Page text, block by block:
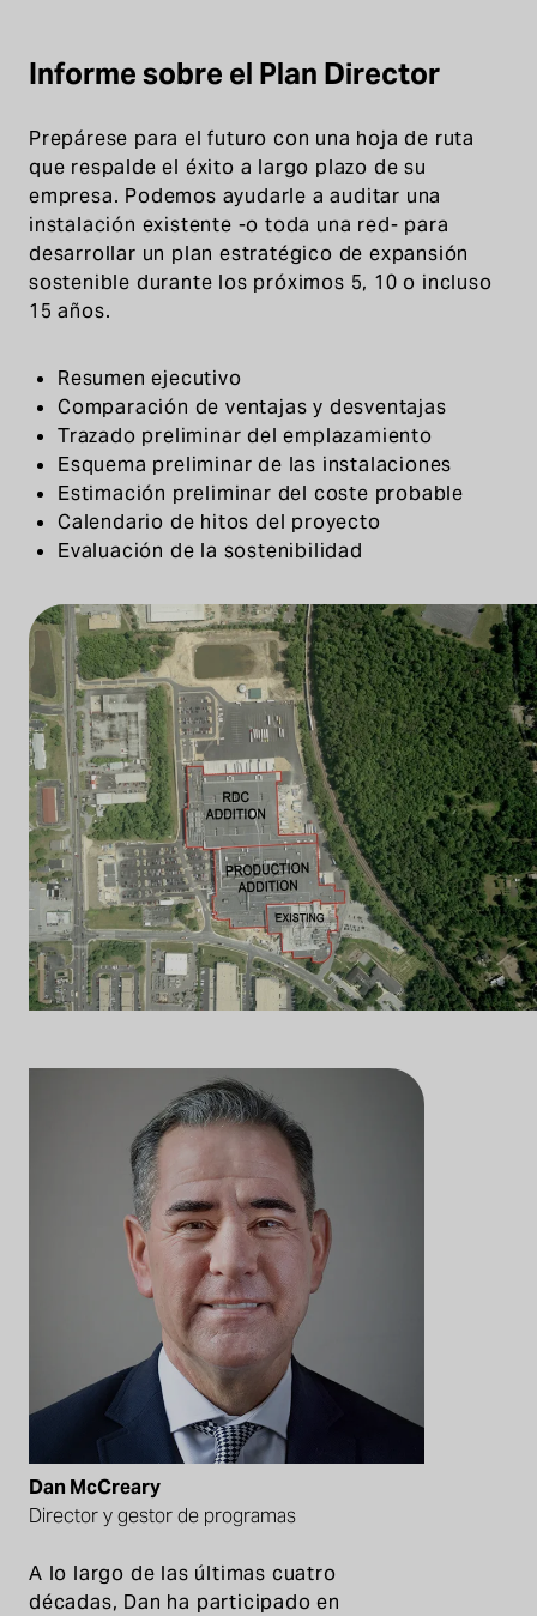
Informe sobre el Plan Director
Prepárese para el futuro con una hoja de ruta
que respalde el éxito a largo plazo de su
empresa. Podemos ayudarle a auditar una
instalación existente -o toda una red- para
desarrollar un plan estratégico de expansión
sostenible durante los próximos 5, 10 o incluso
15 años.
Resumen ejecutivo
Comparación de ventajas y desventajas
Trazado preliminar del emplazamiento
Esquema preliminar de las instalaciones
Estimación preliminar del coste probable
Calendario de hitos del proyecto
Evaluación de la sostenibilidad
Dan McCreary
Director y gestor de programas
A lo largo de las últimas cuatro
décadas, Dan ha participado en